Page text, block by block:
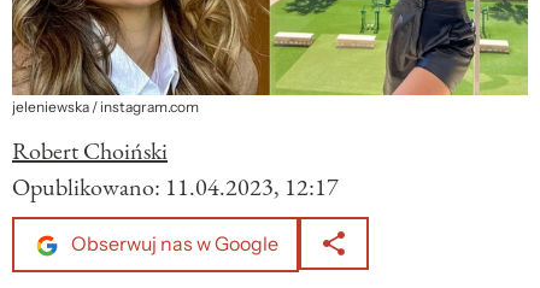
jeleniewska / instagram.com
Robert Choiński
Opublikowano: 11.04.2023, 12:17
Obserwuj nas w Google